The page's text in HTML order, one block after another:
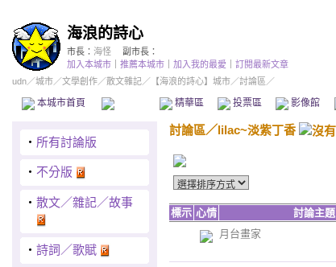
海浪的詩心
市長： 海怪
副市長：
加入本城市
推薦本城市 加入我的最愛
訂閱最新文章
udn／城市／文學創作／散文雜記／ 【海浪的詩心】城市／討論區／
本城市首頁 精華區 投票區 影像館
‧ 所有討論版
‧ 不分版
‧ 散文／雜記／故事
‧ 詩詞／歌賦
討論區／lilac~淡紫丁香
標示 心情 討論主題
月台畫家